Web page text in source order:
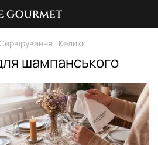
Келихи
шампанського